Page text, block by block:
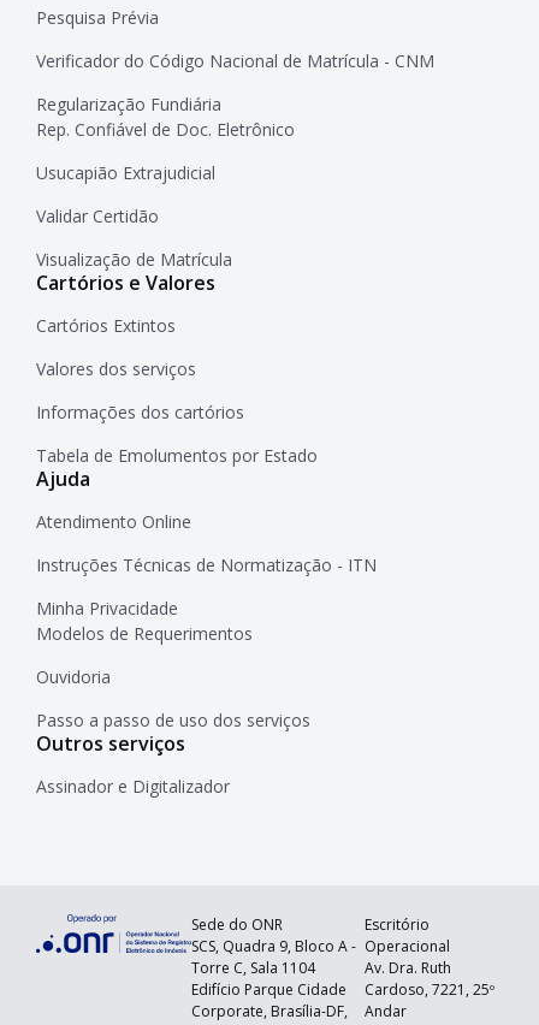
Pesquisa Prévia
Verificador do Código Nacional de Matrícula - CNM
Regularização Fundiária
Rep. Confiável de Doc. Eletrônico
Usucapião Extrajudicial
Validar Certidão
Visualização de Matrícula
Cartórios e Valores
Cartórios Extintos
Valores dos serviços
Informações dos cartórios
Tabela de Emolumentos por Estado
Ajuda
Atendimento Online
Instruções Técnicas de Normatização - ITN
Minha Privacidade
Modelos de Requerimentos
Ouvidoria
Passo a passo de uso dos serviços
Outros serviços
Assinador e Digitalizador
Sede do ONR
SCS, Quadra 9, Bloco A -
Torre C, Sala 1104
Edifício Parque Cidade
Corporate, Brasília-DF,
Escritório
Operacional
Av. Dra. Ruth
Cardoso, 7221, 25º
Andar